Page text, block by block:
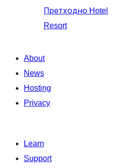
Претходно Hotel
Resort
About
News
Hosting
Privacy
Learn
Support